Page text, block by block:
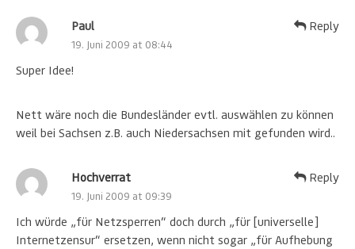
Paul
19. Juni 2009 at 08:44
Super Idee!
Nett wäre noch die Bundesländer evtl. auswählen zu können
weil bei Sachsen z.B. auch Niedersachsen mit gefunden wird..
Reply
Hochverrat
19. Juni 2009 at 09:39
Ich würde „für Netzsperren“ doch durch „für [universelle]
Internetzensur“ ersetzen, wenn nicht sogar „für Aufhebung
Reply